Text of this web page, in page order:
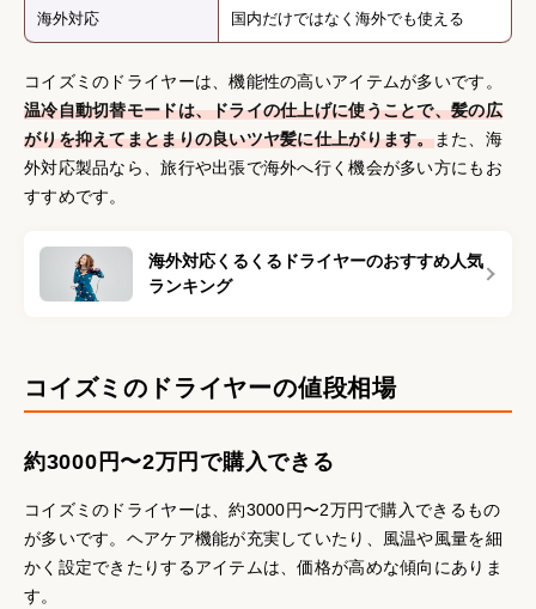
海外対応 国内だけではなく海外でも使える
コイズミのドライヤーは、機能性の高いアイテムが多いです。
温冷自動切替モードは、ドライの仕上げに使うことで、髪の広
がりを抑えてまとまりの良いツヤ髪に仕上がります。また、海
外対応製品なら、旅行や出張で海外へ行く機会が多い方にもお
すすめです。
海外対応くるくるドライヤーのおすすめ人気
ランキング
コイズミのドライヤーの値段相場
約3000円〜2万円で購入できる
コイズミのドライヤーは、約3000円〜2万円で購入できるもの
が多いです。ヘアケア機能が充実していたり、風温や風量を細
かく設定できたりするアイテムは、価格が高めな傾向にありま
す。